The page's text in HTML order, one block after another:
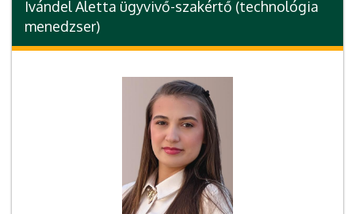
Ivándel Aletta ügyvivő-szakértő (technológia
menedzser)